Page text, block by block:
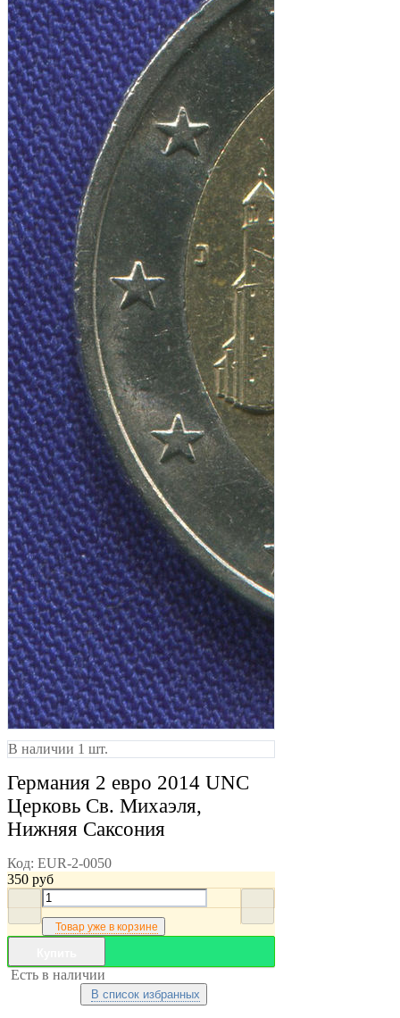
В наличии 1 шт.
Германия 2 евро 2014 UNC
Церковь Св. Михаэля,
Нижняя Саксония
Код: EUR-2-0050
350 руб
Товар уже в корзине
Есть в наличии
В список избранных